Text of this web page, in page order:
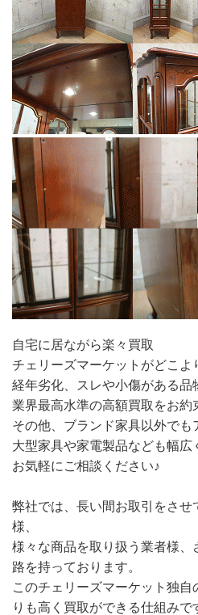
自宅に居ながら楽々買取
チェリーズマーケットがどこよ
経年劣化、スレや小傷がある品
業界最高水準の高額買取をお約
その他、ブランド家具以外でも
大型家具や家電製品なども幅広
お気軽にご相談ください♪
弊社では、長い間お取引をさせ
様、
様々な商品を取り扱う業者様、
路を持っております。
このチェリーズマーケット独自
りも高く買取ができる仕組みで